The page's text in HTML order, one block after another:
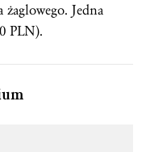
Jedna
PLN).